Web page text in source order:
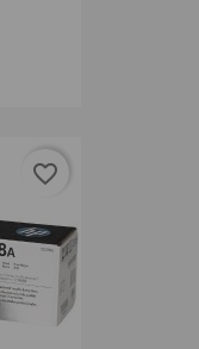
favorite_border